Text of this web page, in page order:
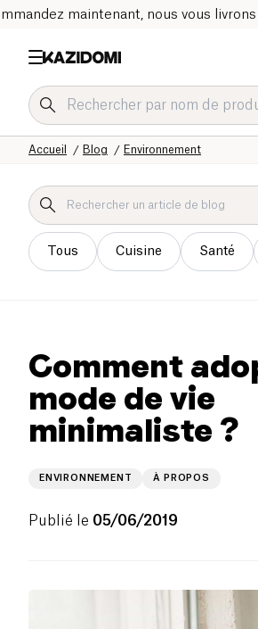
maintenant, nous vous livrons
Environnement
Blog
Accueil
Tous Cuisine Santé
Comment
mode de vie
minimaliste ?
ENVIRONNEMENT À PROPOS
Publié le 05/06/2019